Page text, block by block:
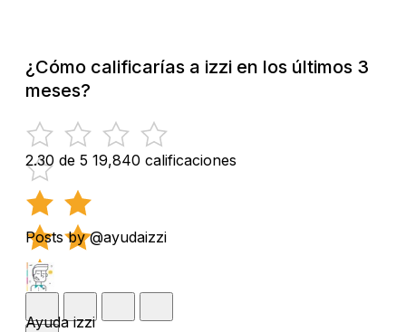
¿Cómo calificarías a izzi en los últimos 3
meses?
2.30 de 5 19,840 calificaciones
Posts by @ayudaizzi
Ayuda izzi